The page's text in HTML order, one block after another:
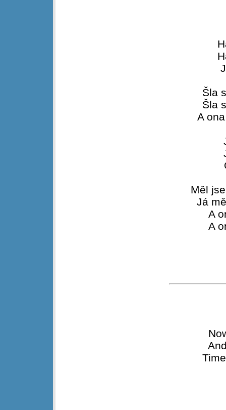
Šla
Šla
A
Měl
Já
A
A